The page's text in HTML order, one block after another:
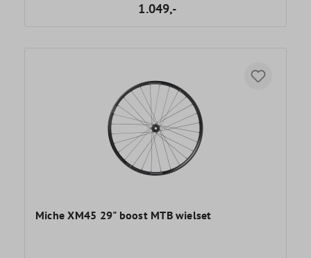
1.049,-
Miche XM45 29" boost MTB wielset